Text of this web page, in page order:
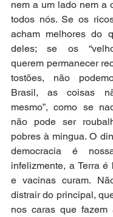
nem a um lado nem a
todos nós. Se os
acham melhores do
deles; se os
querem permanecer
tostões, não
Brasil, as coisas
mesmo”, como se
não pode ser
pobres à mingua. O
democracia é
infelizmente, a Terra é
e vacinas curam.
distrair do principal,
nos caras que